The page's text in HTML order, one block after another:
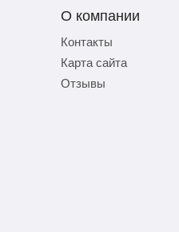
О компании
Контакты
Карта сайта
Отзывы